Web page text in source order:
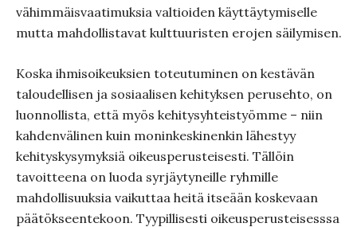
vähimmäisvaatimuksia valtioiden käyttäytymiselle
mutta mahdollistavat kulttuuristen erojen säilymisen.
Koska ihmisoikeuksien toteutuminen on kestävän
taloudellisen ja sosiaalisen kehityksen perusehto, on
luonnollista, että myös kehitysyhteistyömme – niin
kahdenvälinen kuin moninkeskinenkin lähestyy
kehityskysymyksiä oikeusperusteisesti. Tällöin
tavoitteena on luoda syrjäytyneille ryhmille
mahdollisuuksia vaikuttaa heitä itseään koskevaan
päätökseentekoon. Tyypillisesti oikeusperusteisesssa